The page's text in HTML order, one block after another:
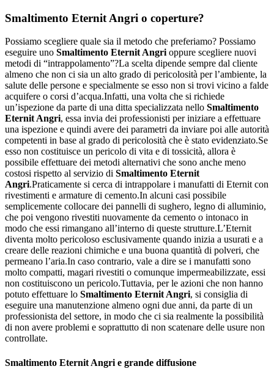
Smaltimento Eternit Angri o coperture?
Possiamo scegliere quale sia il metodo che preferiamo? Possiamo
eseguire uno Smaltimento Eternit Angri oppure scegliere nuovi
metodi di “intrappolamento”?La scelta dipende sempre dal cliente
almeno che non ci sia un alto grado di pericolosità per l’ambiente, la
salute delle persone e specialmente se esso non si trovi vicino a falde
acquifere o corsi d’acqua.Infatti, una volta che si richiede
un’ispezione da parte di una ditta specializzata nello Smaltimento
Eternit Angri, essa invia dei professionisti per iniziare a effettuare
una ispezione e quindi avere dei parametri da inviare poi alle autorità
competenti in base al grado di pericolosità che è stato evidenziato.Se
esso non costituisce un pericolo di vita e di tossicità, allora è
possibile effettuare dei metodi alternativi che sono anche meno
costosi rispetto al servizio di Smaltimento Eternit
Angri.Praticamente si cerca di intrappolare i manufatti di Eternit con
rivestimenti e armature di cemento.In alcuni casi possibile
semplicemente collocare dei pannelli di sughero, legno di alluminio,
che poi vengono rivestiti nuovamente da cemento o intonaco in
modo che essi rimangano all’interno di queste strutture.L’Eternit
diventa molto pericoloso esclusivamente quando inizia a usurati e a
creare delle reazioni chimiche e una buona quantità di polveri, che
permeano l’aria.In caso contrario, vale a dire se i manufatti sono
molto compatti, magari rivestiti o comunque impermeabilizzate, essi
non costituiscono un pericolo.Tuttavia, per le azioni che non hanno
potuto effettuare lo Smaltimento Eternit Angri, si consiglia di
eseguire una manutenzione almeno ogni due anni, da parte di un
professionista del settore, in modo che ci sia realmente la possibilità
di non avere problemi e soprattutto di non scatenare delle usure non
controllate.
Smaltimento Eternit Angri e grande diffusione